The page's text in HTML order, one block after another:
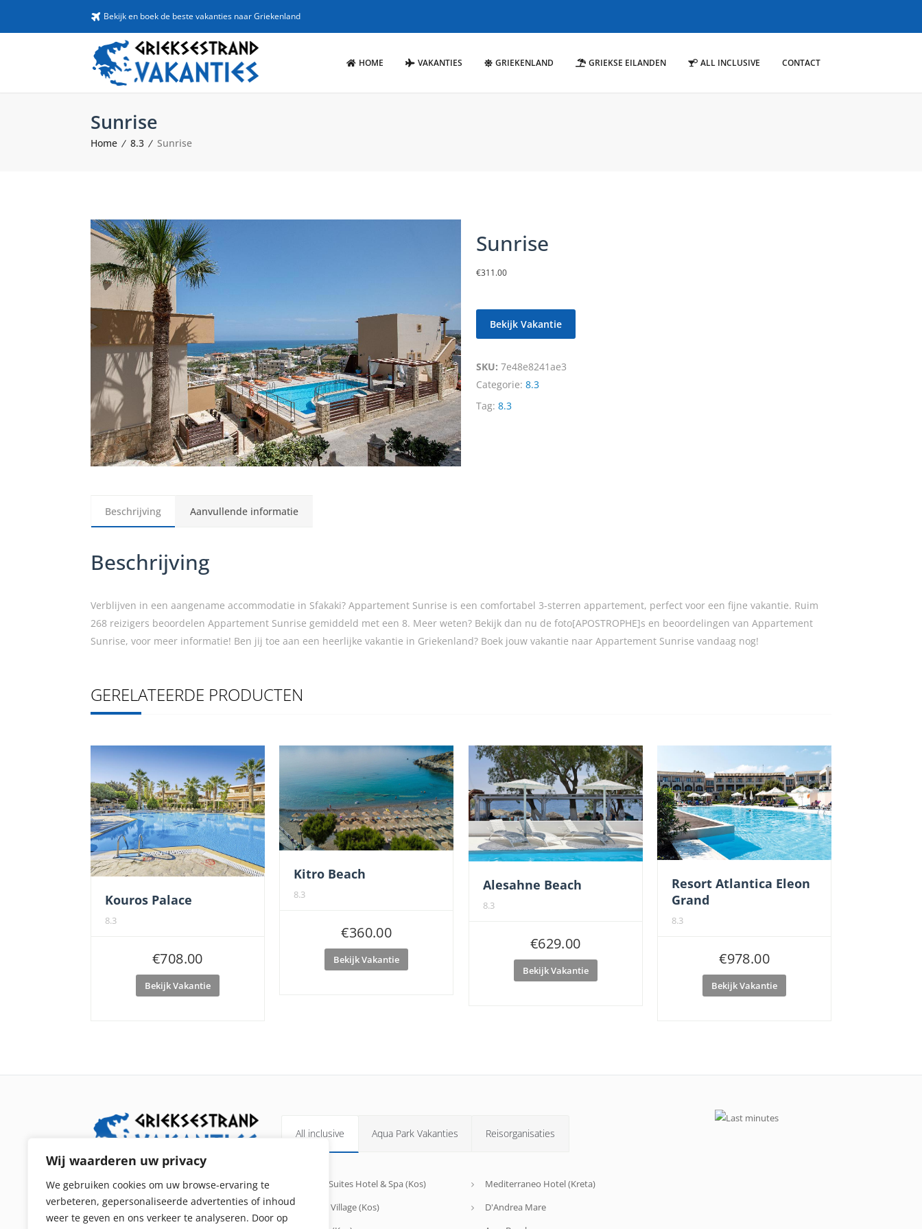
Wij waarderen uw privacy
We gebruiken cookies om uw browse-ervaring te
verbeteren, gepersonaliseerde advertenties of inhoud
weer te geven en ons verkeer te analyseren. Door op
Bekijk en boek de beste vakanties naar Griekenland
HOME VAKANTIES GRIEKENLAND GRIEKSE EILANDEN ALL INCLUSIVE CONTACT
Sunrise
Home 8.3 Sunrise
Sunrise
€311.00
Bekijk Vakantie
SKU: 7e48e8241ae3
Categorie: 8.3
Tag: 8.3
Beschrijving Aanvullende informatie
Beschrijving
Verblijven in een aangename accommodatie in Sfakaki? Appartement Sunrise is een comfortabel 3-sterren appartement, perfect voor een fijne vakantie. Ruim
268 reizigers beoordelen Appartement Sunrise gemiddeld met een 8. Meer weten? Bekijk dan nu de foto[APOSTROPHE]s en beoordelingen van Appartement
Sunrise, voor meer informatie! Ben jij toe aan een heerlijke vakantie in Griekenland? Boek jouw vakantie naar Appartement Sunrise vandaag nog!
GERELATEERDE PRODUCTEN
Kouros Palace
8.3
€708.00
Bekijk Vakantie
Kitro Beach
8.3
€360.00
Bekijk Vakantie
Alesahne Beach
8.3
€629.00
Bekijk Vakantie
Resort Atlantica Eleon
Grand
8.3
€978.00
Bekijk Vakantie
Grieksestrandvakanties.nl is een
vergelijker voor alle strandvakanties in
Griekenland. We verkopen zelf geen
All inclusive Aqua Park Vakanties Reisorganisaties
Pelagos Suites Hotel & Spa (Kos)
Kipriotis Village (Kos)
Mediterraneo Hotel (Kreta)
D'Andrea Mare